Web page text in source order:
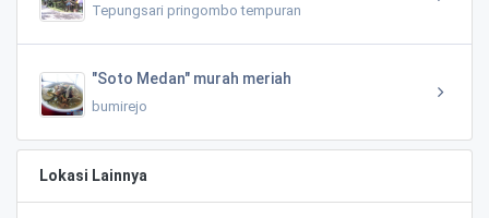
Tepungsari pringombo tempuran
"Soto Medan" murah meriah
bumirejo
Lokasi Lainnya